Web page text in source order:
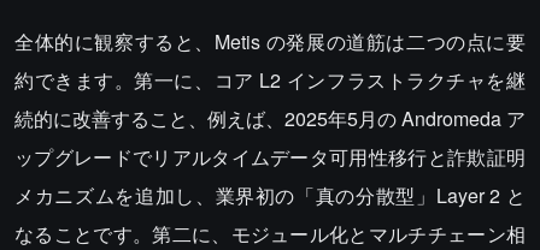
全体的に観察すると、Metis の発展の道筋は二つの点に要
約できます。第一に、コア L2 インフラストラクチャを継
続的に改善すること、例えば、2025年5月の Andromeda ア
ップグレードでリアルタイムデータ可用性移行と詐欺証明
メカニズムを追加し、業界初の「真の分散型」Layer 2 と
なることです。第二に、モジュール化とマルチチェーン相